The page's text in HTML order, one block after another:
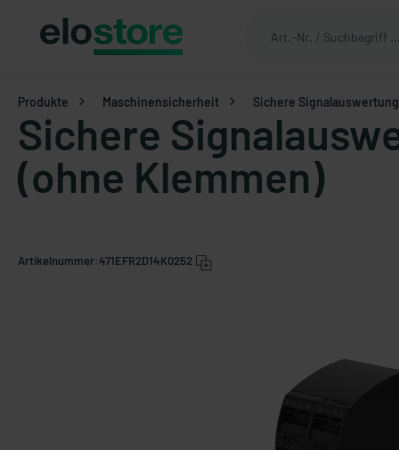
Produkte Maschinensicherheit Sichere Signalauswertung
Sichere
(ohne Klemmen)
Artikelnummer:471EFR2D14K0252